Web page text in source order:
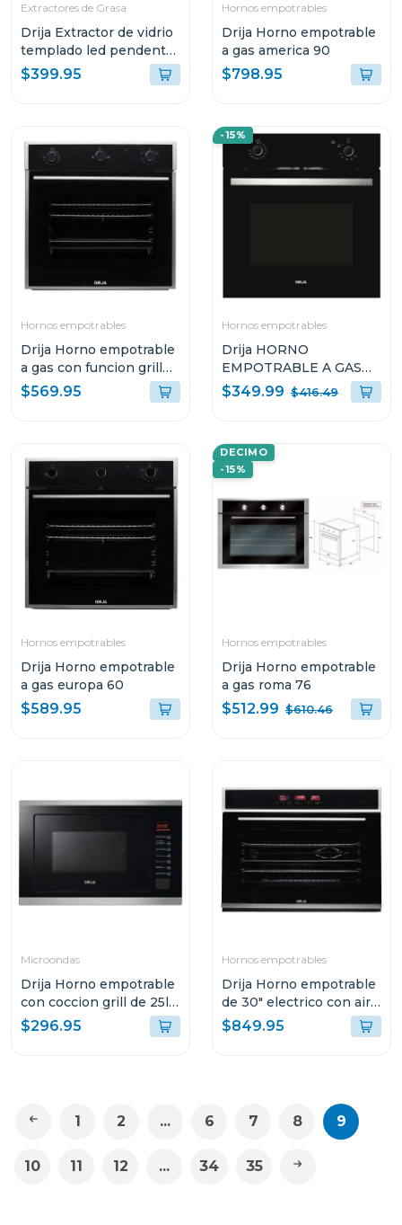
Extractores de Grasa
Drija Extractor de vidrio
templado led pendente
90
$399.95
Hornos empotrables
Drija Horno empotrable
a gas america 90
$798.95
Hornos empotrables
Drija Horno empotrable
a gas con funcion grill
europa 60
$569.95
-15%
Hornos empotrables
Drija HORNO
EMPOTRABLE A GAS
DE 60CM OCEANIA 60
BLACK GAS
$349.99 $416.49
Hornos empotrables
Drija Horno empotrable
a gas europa 60
$589.95
DECIMO
-15%
Hornos empotrables
Drija Horno empotrable
a gas roma 76
$512.99 $610.46
Microondas
Drija Horno empotrable
con coccion grill de 25l
sorrento 25l
$296.95
Hornos empotrables
Drija Horno empotrable
de 30" electrico con air
fry pacific 76
$849.95
1 2 ... 6 7 8 9
10 11 12 ... 34 35